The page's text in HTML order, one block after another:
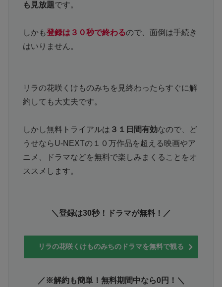
も見放題です。
しかも登録は３０秒で終わるので、面倒は手続き
はいりません。
リラの花咲くけものみちを見終わったらすぐに解
約しても大丈夫です。
しかし無料トライアルは ３１日間有効なので、ど
うせならU-NEXTの１０万作品を超える映画やア
ニメ、ドラマなどを無料で楽しみまくることをオ
ススメします。
＼登録は30秒！ドラマが無料！／
リラの花咲くけものみちのドラマを無料で観る
／※解約も簡単！無料期間中なら0円！＼